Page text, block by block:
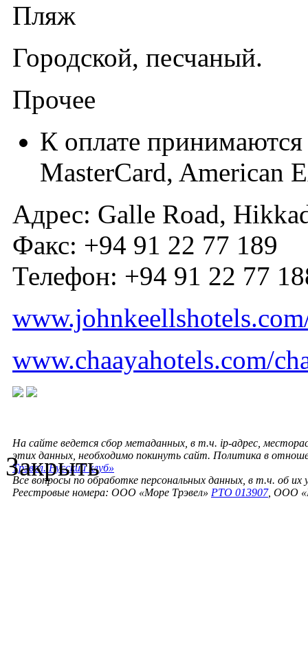
Пляж
Городской, песчаный.
Прочее
К оплате
MasterCard, American
Адрес: Galle Road,
Факс: +94 91 22 77 189
Телефон: +94 91 22 77
www.chaayahotels.com/
На сайте ведется сбор метаданных, в т.ч. ip-адрес,
этих данных, необходимо покинуть сайт. Политика в
Трэвел. Русский клуб»
Все вопросы по обработке персональных данных, в т.ч. об их
Реестровые номера: ООО «Море Трэвел» РТО 013907, ООО
Закрыть